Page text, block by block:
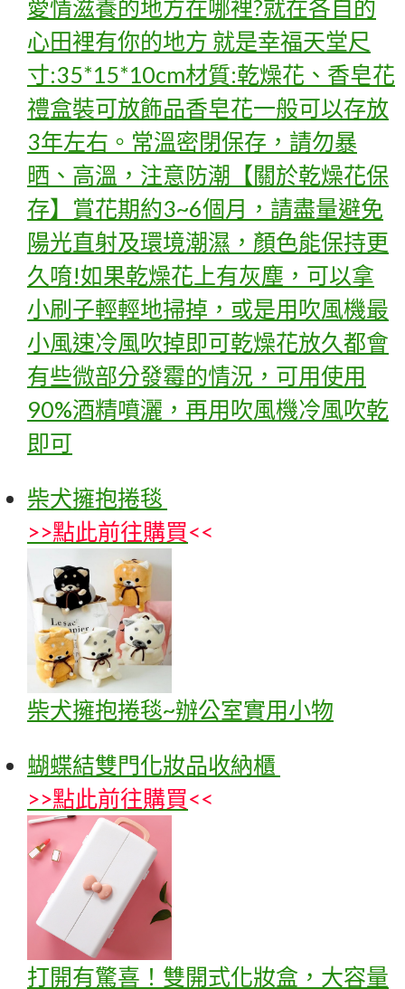
愛情滋養的地方在哪裡?就在各自的
心田裡有你的地方 就是幸福天堂尺
寸:35*15*10cm材質:乾燥花、香皂花
禮盒裝可放飾品香皂花一般可以存放
3年左右。常溫密閉保存，請勿暴
晒、高溫，注意防潮【關於乾燥花保
存】賞花期約3~6個月，請盡量避免
陽光直射及環境潮濕，顏色能保持更
久唷!如果乾燥花上有灰塵，可以拿
小刷子輕輕地掃掉，或是用吹風機最
小風速冷風吹掉即可乾燥花放久都會
有些微部分發霉的情況，可用使用
90%酒精噴灑，再用吹風機冷風吹乾
即可
柴犬擁抱捲毯
>>點此前往購買<<
柴犬擁抱捲毯~辦公室實用小物
蝴蝶結雙門化妝品收納櫃
>>點此前往購買<<
打開有驚喜！雙開式化妝盒，大容量